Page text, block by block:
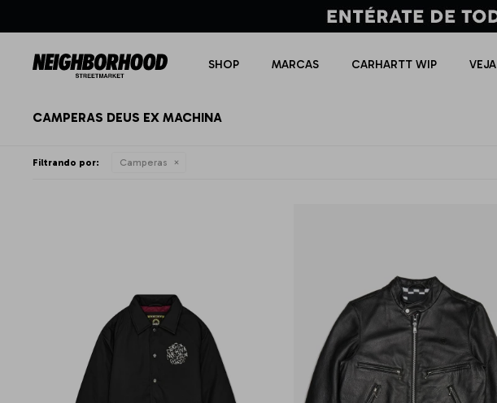
SHOP MARCAS CARHARTT WIP VEJA
CAMPERAS DEUS EX MACHINA
Filtrando por: Camperas